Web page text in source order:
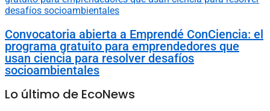
Convocatoria abierta a Emprendé ConCiencia: el
programa gratuito para emprendedores que
usan ciencia para resolver desafíos
socioambientales
Lo último de EcoNews